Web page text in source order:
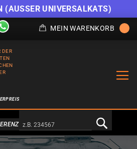
(AUSSER UNIVERSALKATS)
MEIN WARENKORB
DER
a Doofinder